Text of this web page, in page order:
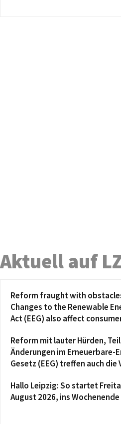
Aktuell auf
Reform fraught with
Changes to the Renewable
Act (EEG) also affect
Reform mit lauter Hürden, Teil
Änderungen im Erneuerbare-
Gesetz (EEG) treffen auch die
Hallo Leipzig: So startet
August 2026, ins Wochenende